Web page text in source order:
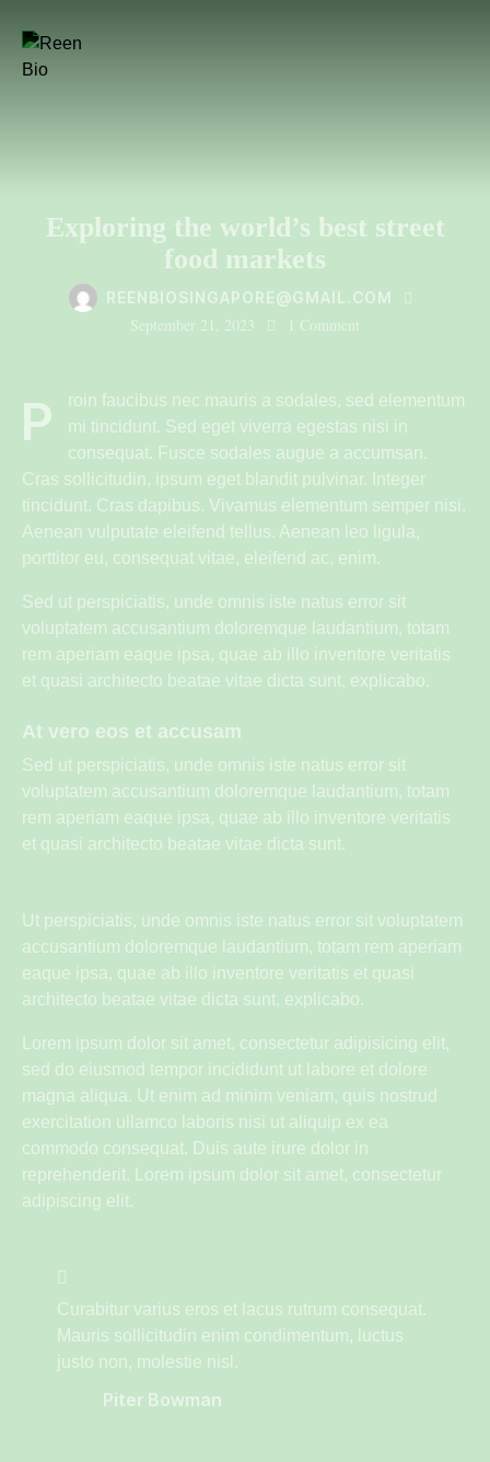
Exploring the world’s best street
food markets
REENBIOSINGAPORE@GMAIL.COM
September 21, 2023 1 Comment
Proin faucibus nec mauris a sodales, sed elementum
mi tincidunt. Sed eget viverra egestas nisi in
consequat. Fusce sodales augue a accumsan.
Cras sollicitudin, ipsum eget blandit pulvinar. Integer
tincidunt. Cras dapibus. Vivamus elementum semper nisi.
Aenean vulputate eleifend tellus. Aenean leo ligula,
porttitor eu, consequat vitae, eleifend ac, enim.
Sed ut perspiciatis, unde omnis iste natus error sit
voluptatem accusantium doloremque laudantium, totam
rem aperiam eaque ipsa, quae ab illo inventore veritatis
et quasi architecto beatae vitae dicta sunt, explicabo.
At vero eos et accusam
Sed ut perspiciatis, unde omnis iste natus error sit
voluptatem accusantium doloremque laudantium, totam
rem aperiam eaque ipsa, quae ab illo inventore veritatis
et quasi architecto beatae vitae dicta sunt.
Ut perspiciatis, unde omnis iste natus error sit voluptatem
accusantium doloremque laudantium, totam rem aperiam
eaque ipsa, quae ab illo inventore veritatis et quasi
architecto beatae vitae dicta sunt, explicabo.
Lorem ipsum dolor sit amet, consectetur adipisicing elit,
sed do eiusmod tempor incididunt ut labore et dolore
magna aliqua. Ut enim ad minim veniam, quis nostrud
exercitation ullamco laboris nisi ut aliquip ex ea
commodo consequat. Duis aute irure dolor in
reprehenderit. Lorem ipsum dolor sit amet, consectetur
adipiscing elit.
Curabitur varius eros et lacus rutrum consequat.
Mauris sollicitudin enim condimentum, luctus
justo non, molestie nisl.
Piter Bowman